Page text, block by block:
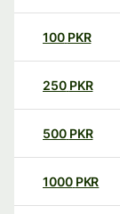
100 PKR
250 PKR
500 PKR
1000 PKR